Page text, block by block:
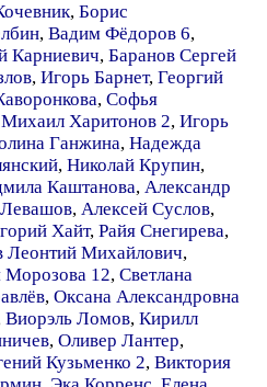
, Борис
, Вадим Фёдоров 6,
Карниевич, Баранов Сергей
, Игорь Барнет, Георгий
, Софья
Михаил Харитонов 2, Игорь
Ганжина, Надежда
, Николай Крупин,
Каштанова, Александр
, Алексей Суслов,
Хайт, Райя Снегирева,
Леонтий Михайлович,
Морозова 12, Светлана
, Оксана Александровна
Виорэль Ломов, Кирилл
, Оливер Лантер,
Кузьменко 2, Виктория